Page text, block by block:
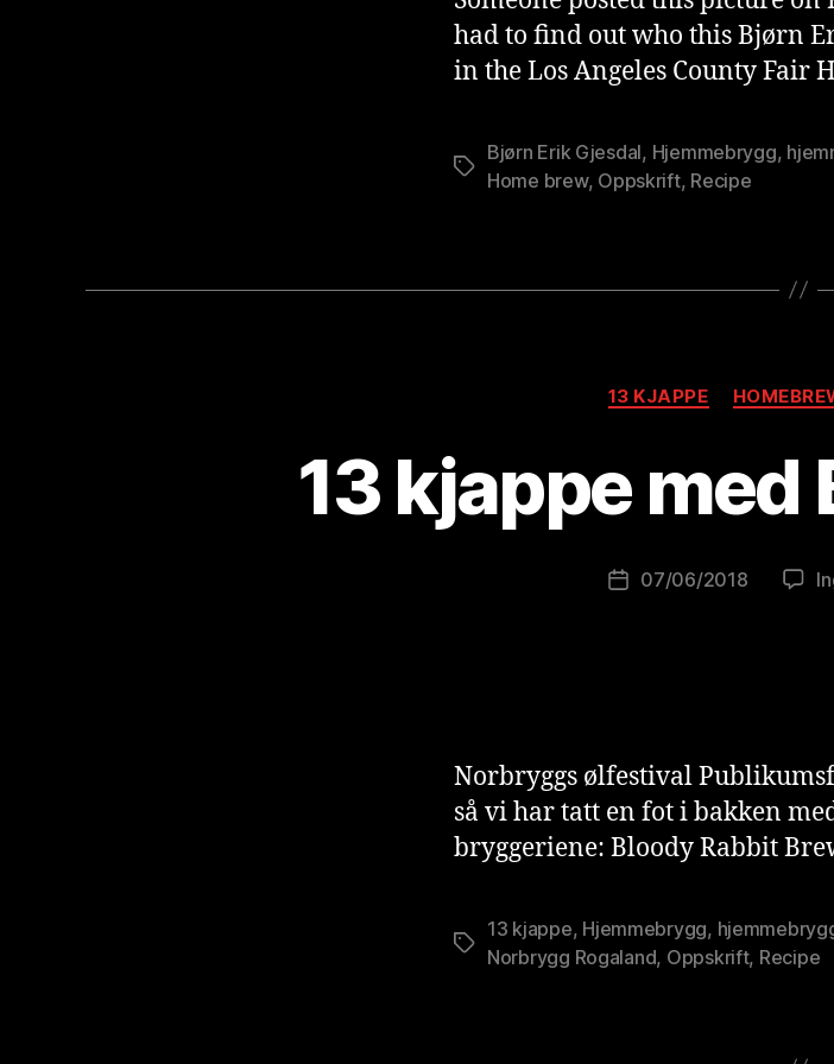
had to find out who this Bjørn
in the Los Angeles County Fair
Stikkord
Bjørn Erik Gjesdal, Hjemmebrygg,
Home brew, Oppskrift, Recipe
13 KJAPPE
13 kjappe med
Publiseringsdato
07/06/2018
Norbryggs ølfestival
så vi har tatt en fot i bakken
bryggeriene: Bloody Rabbit
Stikkord
13 kjappe, Hjemmebrygg,
Norbrygg Rogaland, Oppskrift, Recipe